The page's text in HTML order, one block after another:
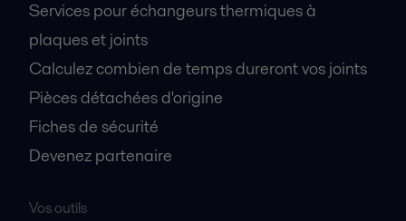
Services pour échangeurs thermiques à
plaques et joints
Calculez combien de temps dureront vos joints
Pièces détachées d'origine
Fiches de sécurité
Devenez partenaire
Vos outils